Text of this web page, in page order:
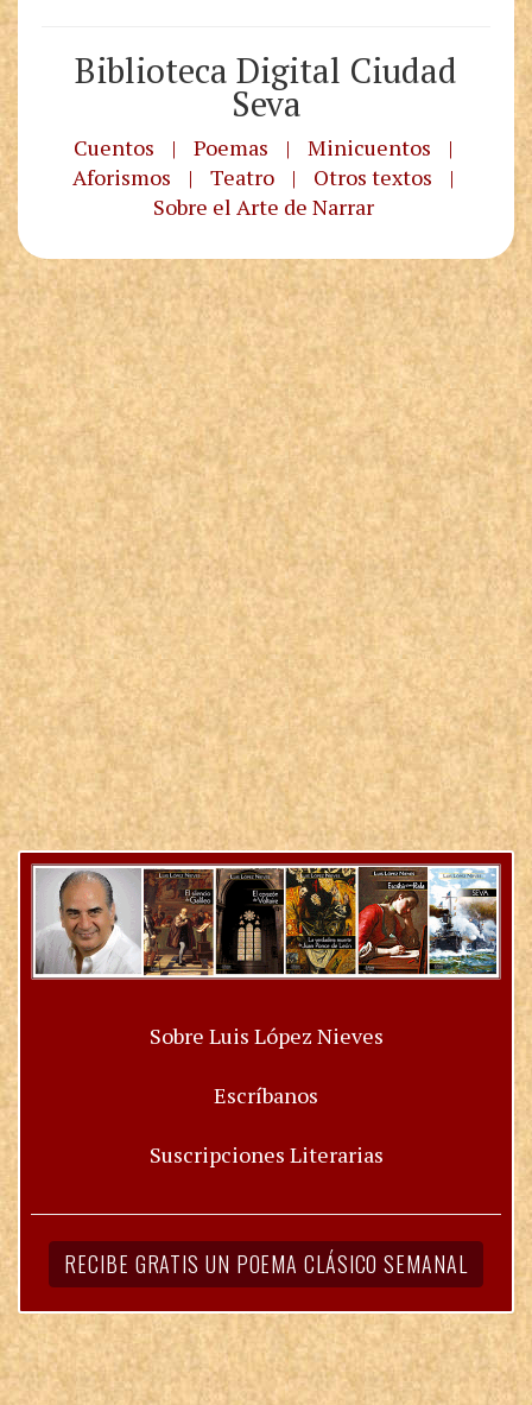
Biblioteca Digital Ciudad
Seva
Cuentos | Poemas | Minicuentos
|
Aforismos
| Teatro | Otros textos
|
Sobre el Arte de Narrar
Sobre Luis López Nieves
Escríbanos
Suscripciones Literarias
RECIBE GRATIS UN POEMA CLÁSICO SEMANAL